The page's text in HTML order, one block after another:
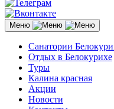
Меню
Санатории
Отдых в Белокурихе
Туры
Калина красная
Акции
Новости